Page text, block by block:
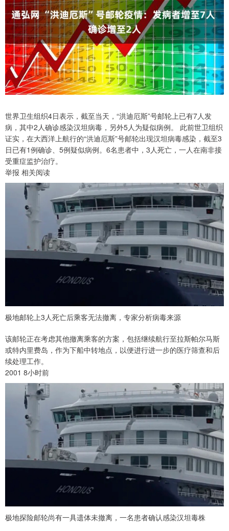
世界卫生组织4日表示，截至当天，“洪迪厄斯”号邮轮上已有7人发
病，其中2人确诊感染汉坦病毒，另外5人为疑似病例。 此前世卫组织
证实，在大西洋上航行的“洪迪厄斯”号邮轮出现汉坦病毒感染，截至3
日已有1例确诊、5例疑似病例。6名患者中，3人死亡，一人在南非接
受重症监护治疗。
举报 相关阅读
极地邮轮上3人死亡后乘客无法撤离，专家分析病毒来源
该邮轮正在考虑其他撤离乘客的方案，包括继续航行至拉斯帕尔马斯
或特内里费岛，作为下船中转地点，以便进行进一步的医疗筛查和后
续处理工作。
2001 8小时前
极地探险邮轮尚有一具遗体未撤离，一名患者确认感染汉坦毒株